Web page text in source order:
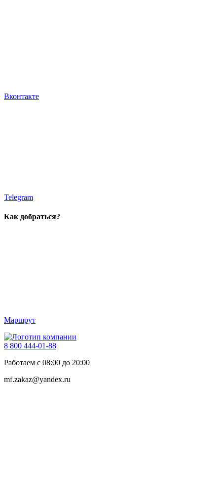
Вконтакте
Telegram
Как добраться?
Маршрут
8 800 444-01-88
Работаем с 08:00 до 20:00
mf.zakaz@yandex.ru